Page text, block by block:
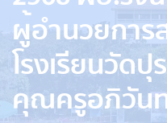
ผู้อำนวยกา
โรงเรียนวัด
คุณครูอภิวัน